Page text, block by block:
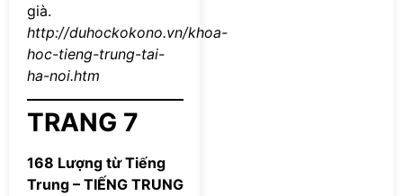
già.
http://duhockokono.vn/khoa-
hoc-tieng-trung-tai-
ha-noi.htm
TRANG 7
168 Lượng từ Tiếng
Trung – TIẾNG TRUNG